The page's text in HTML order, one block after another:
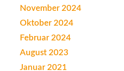
November 2024
Oktober 2024
Februar 2024
August 2023
Januar 2021